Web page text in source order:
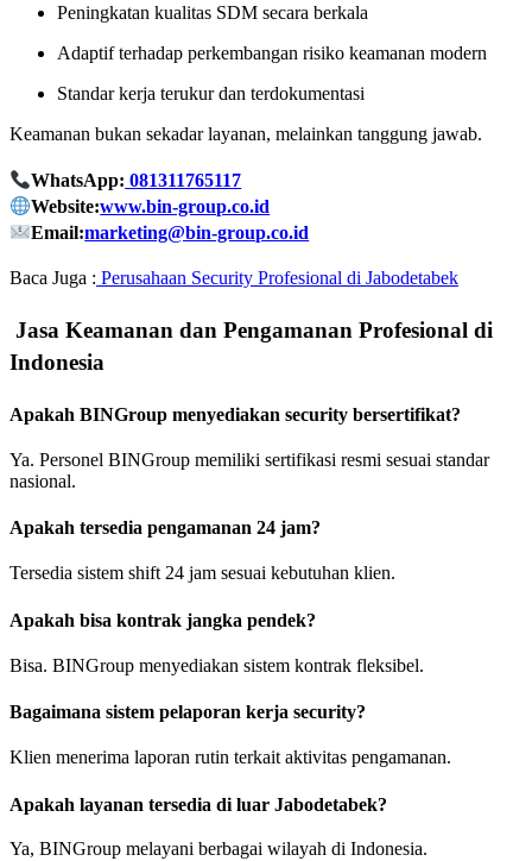
Peningkatan kualitas SDM secara berkala
Adaptif terhadap perkembangan risiko keamanan modern
Standar kerja terukur dan terdokumentasi
Keamanan bukan sekadar layanan, melainkan tanggung jawab.
WhatsApp: 081311765117
Website:www.bin-group.co.id
Email:marketing@bin-group.co.id
Baca Juga : Perusahaan Security Profesional di Jabodetabek
Jasa Keamanan dan Pengamanan Profesional di
Indonesia
Apakah BINGroup menyediakan security bersertifikat?
Ya. Personel BINGroup memiliki sertifikasi resmi sesuai standar
nasional.
Apakah tersedia pengamanan 24 jam?
Tersedia sistem shift 24 jam sesuai kebutuhan klien.
Apakah bisa kontrak jangka pendek?
Bisa. BINGroup menyediakan sistem kontrak fleksibel.
Bagaimana sistem pelaporan kerja security?
Klien menerima laporan rutin terkait aktivitas pengamanan.
Apakah layanan tersedia di luar Jabodetabek?
Ya, BINGroup melayani berbagai wilayah di Indonesia.